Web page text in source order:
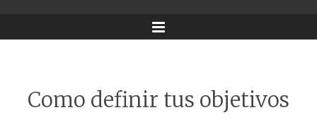
Menu
Como definir tus objetivos